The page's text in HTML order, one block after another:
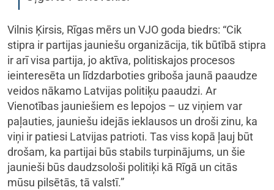
Vilnis Ķirsis, Rīgas mērs un VJO goda biedrs: “Cik
stipra ir partijas jauniešu organizācija, tik būtībā stipra
ir arī visa partija, jo aktīva, politiskajos procesos
ieinteresēta un līdzdarboties griboša jaunā paaudze
veidos nākamo Latvijas politiķu paaudzi. Ar
Vienotības jauniešiem es lepojos – uz viņiem var
paļauties, jauniešu idejās ieklausos un droši zinu, ka
viņi ir patiesi Latvijas patrioti. Tas viss kopā ļauj būt
drošam, ka partijai būs stabils turpinājums, un šie
jaunieši būs daudzsološi politiķi kā Rīgā un citās
mūsu pilsētās, tā valstī.”